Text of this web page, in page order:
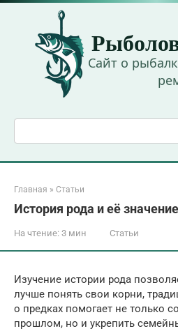
Перейти
контенту
Сайт о
Главная » Статьи
История рода и её
На чтение: 3 мин Статьи
Изучение истории рода
лучше понять свои корни,
о предках помогает не только
прошлом, но и укрепить